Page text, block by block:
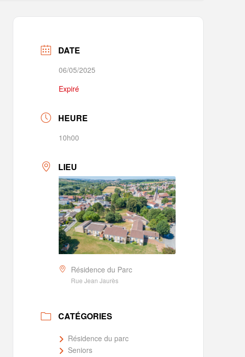
DATE
06/05/2025
Expiré
HEURE
10h00
LIEU
Résidence du Parc
Rue Jean Jaurès
CATÉGORIES
Résidence du parc
Seniors